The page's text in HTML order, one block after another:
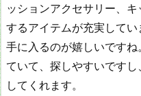
ッションアクセサリー、
するアイテムが充実して
手に入るのが嬉しいです
ていて、探しやすいです
してくれます。